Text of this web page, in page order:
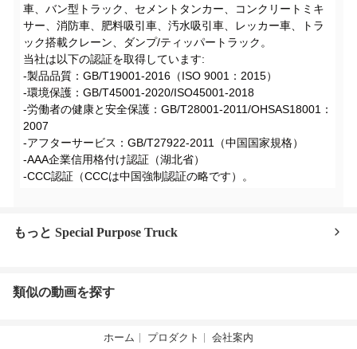
車、バン型トラック、セメントタンカー、コンクリートミキ
サー、消防車、肥料吸引車、汚水吸引車、レッカー車、トラ
ック搭載クレーン、ダンプ/ティッパートラック。
当社は以下の認証を取得しています:
-製品品質：GB/T19001-2016（ISO 9001：2015）
-環境保護：GB/T45001-2020/ISO45001-2018
-労働者の健康と安全保護：GB/T28001-2011/OHSAS18001：
2007
-アフターサービス：GB/T27922-2011（中国国家規格）
-AAA企業信用格付け認証（湖北省）
-CCC認証（CCCは中国強制認証の略です）。
もっと Special Purpose Truck
類似の動画を探す
ホーム プロダクト 会社案内